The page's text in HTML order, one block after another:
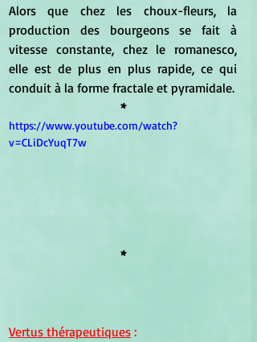
Alors que chez les choux-fleurs, la
production des bourgeons se fait à
vitesse constante, chez le romanesco,
elle est de plus en plus rapide, ce qui
conduit à la forme fractale et pyramidale.
*
https://www.youtube.com/watch?
v=CLiDcYuqT7w
*
Vertus thérapeutiques :